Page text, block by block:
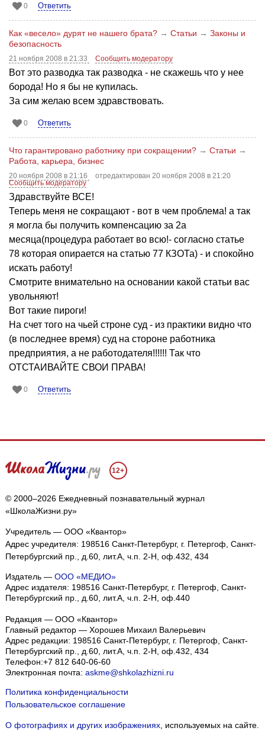
0 Ответить
Как «весело» дурят не нашего брата? → Статьи → Законы и
безопасность
21 ноября 2008 в 21:33 Сообщить модератору
Вот это разводка так разводка - не скажешь что у нее
борода! Но я бы не купилась.
За сим желаю всем здравствовать.
0 Ответить
Что гарантировано работнику при сокращении? → Статьи →
Работа, карьера, бизнес
20 ноября 2008 в 21:16
отредактирован 20 ноября 2008 в 21:20
Сообщить модератору
Здравствуйте ВСЕ!
Теперь меня не сокращают - вот в чем проблема! а так
я могла бы получить компенсацию за 2а
месяца(процедура работает во всю!- согласно статье
78 которая опирается на статью 77 КЗОТа) - и спокойно
искать работу!
Смотрите внимательно на основании какой статьи вас
увольняют!
Вот такие пироги!
На счет того на чьей строне суд - из практики видно что
(в последнее время) суд на стороне работника
предприятия, а не работодателя!!!!!! Так что
ОТСТАИВАЙТЕ СВОИ ПРАВА!
0 Ответить
12+
© 2000–2026 Ежедневный познавательный журнал
«ШколаЖизни.ру»
Учредитель — ООО «Квантор»
Адрес учредителя: 198516 Санкт-Петербург, г. Петергоф, Санкт-
Петербургский пр., д.60, лит.А, ч.п. 2-Н, оф.432, 434
Издатель — ООО «МЕДИО»
Адрес издателя: 198516 Санкт-Петербург, г. Петергоф, Санкт-
Петербургский пр., д.60, лит.А, ч.п. 2-Н, оф.440
Редакция — ООО «Квантор»
Главный редактор — Хорошев Михаил Валерьевич
Адрес редакции: 198516 Санкт-Петербург, г. Петергоф Санкт-
Петербургский пр., д.60, лит.А, ч.п. 2-Н, оф.432, 434
Телефон:+7 812 640-06-60
Электронная почта: askme@shkolazhizni.ru
Политика конфиденциальности
Пользовательское соглашение
О фотографиях и других изображениях, используемых на сайте.